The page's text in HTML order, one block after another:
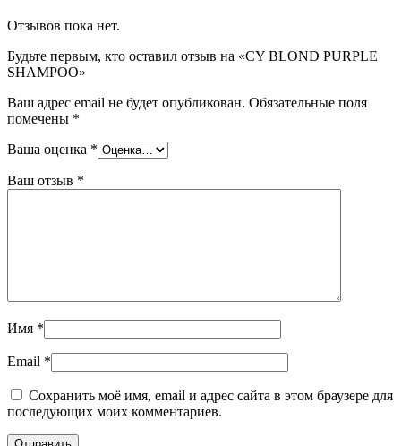
Отзывов пока нет.
Будьте первым, кто оставил отзыв на «CY BLOND PURPLE
SHAMPOO»
Ваш адрес email не будет опубликован. Обязательные поля
помечены *
Ваша оценка *
Ваш отзыв *
Имя *
Email *
Сохранить моё имя, email и адрес сайта в этом браузере для
последующих моих комментариев.